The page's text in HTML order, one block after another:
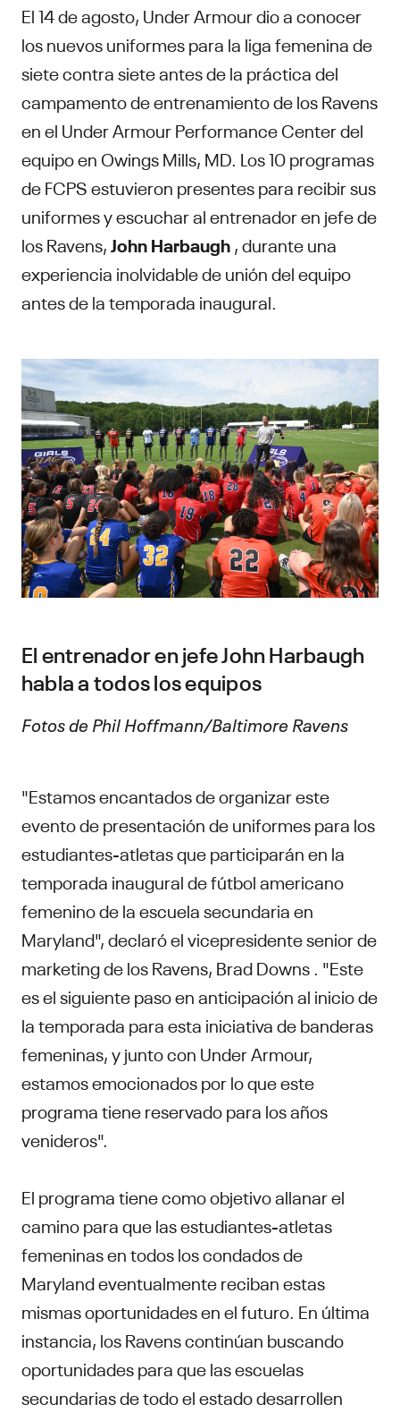
El 14 de agosto, Under Armour dio a conocer
los nuevos uniformes para la liga femenina de
siete contra siete antes de la práctica del
campamento de entrenamiento de los Ravens
en el Under Armour Performance Center del
equipo en Owings Mills, MD. Los 10 programas
de FCPS estuvieron presentes para recibir sus
uniformes y escuchar al entrenador en jefe de
los Ravens, John Harbaugh , durante una
experiencia inolvidable de unión del equipo
antes de la temporada inaugural.
El entrenador en jefe John Harbaugh
habla a todos los equipos
Fotos de Phil Hoffmann/Baltimore Ravens
"Estamos encantados de organizar este
evento de presentación de uniformes para los
estudiantes-atletas que participarán en la
temporada inaugural de fútbol americano
femenino de la escuela secundaria en
Maryland", declaró el vicepresidente senior de
marketing de los Ravens, Brad Downs . "Este
es el siguiente paso en anticipación al inicio de
la temporada para esta iniciativa de banderas
femeninas, y junto con Under Armour,
estamos emocionados por lo que este
programa tiene reservado para los años
venideros".
El programa tiene como objetivo allanar el
camino para que las estudiantes-atletas
femeninas en todos los condados de
Maryland eventualmente reciban estas
mismas oportunidades en el futuro. En última
instancia, los Ravens continúan buscando
oportunidades para que las escuelas
secundarias de todo el estado desarrollen